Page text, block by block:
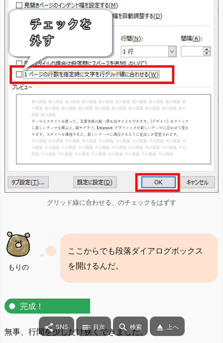
グリッド線に合わせる、のチェックをはずす
もりの
ここからでも段落ダイアログボックス
を開けるんだ。
完成！
無事、行間を少しだけ狭くできました。
 SNS  目次  検索  上へ